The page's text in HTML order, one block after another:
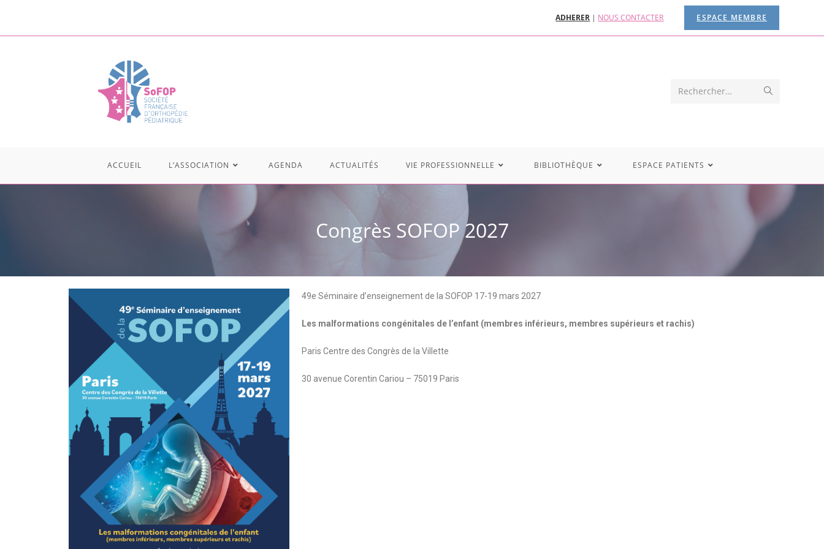
ADHERER | NOUS CONTACTER ESPACE MEMBRE
Rechercher…
ACCUEIL L’ASSOCIATION AGENDA ACTUALITÉS VIE PROFESSIONNELLE BIBLIOTHÈQUE ESPACE PATIENTS
Congrès SOFOP 2027
49e Séminaire d’enseignement de la SOFOP 17-19 mars 2027
Les malformations congénitales de l’enfant (membres inférieurs, membres supérieurs et rachis)
Paris Centre des Congrès de la Villette
30 avenue Corentin Cariou – 75019 Paris